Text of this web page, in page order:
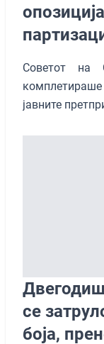
Советот на
комплетираше
јавните
се
боја,